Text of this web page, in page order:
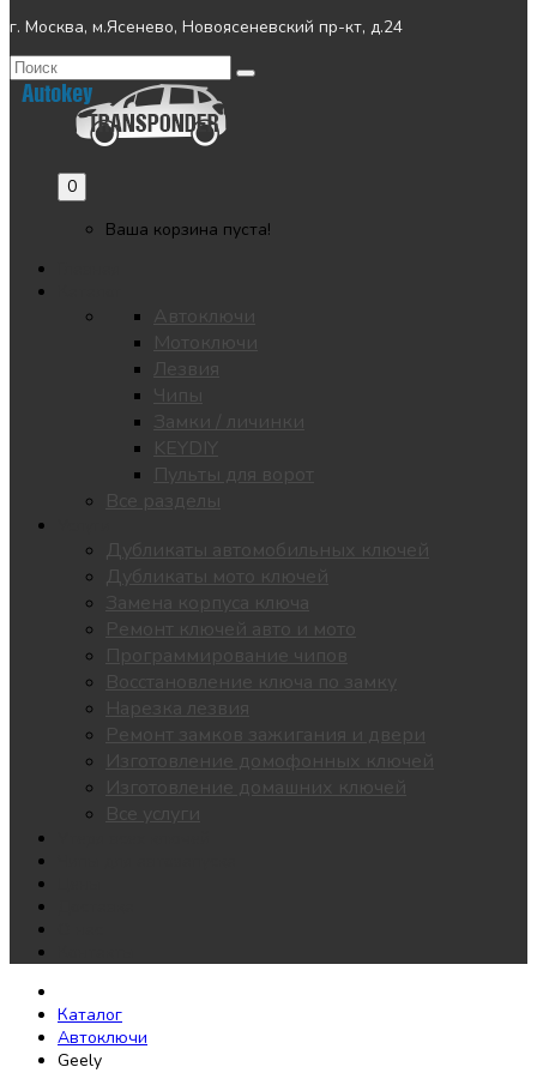
г. Москва, м.Ясенево, Новоясеневский пр-кт, д.24
0
Ваша корзина пуста!
Автоключи
Мотоключи
Лезвия
Замки / личинки
KEYDIY
Пульты для ворот
Все разделы
Дубликаты автомобильных ключей
Дубликаты мото ключей
Замена корпуса ключа
Ремонт ключей авто и мото
Программирование чипов
Восстановление ключа по замку
Нарезка лезвия
Ремонт замков зажигания и двери
Изготовление домофонных ключей
Изготовление домашних ключей
Все услуги
Каталог
Автоключи
Geely